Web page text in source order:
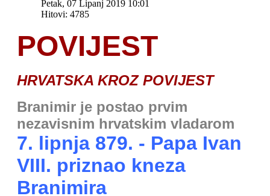
Petak, 07 Lipanj 2019 10:01
Hitovi: 4785
POVIJEST
HRVATSKA KROZ POVIJEST
Branimir je postao prvim
nezavisnim hrvatskim vladarom
7. lipnja 879. - Papa Ivan
VIII. priznao kneza
Branimira